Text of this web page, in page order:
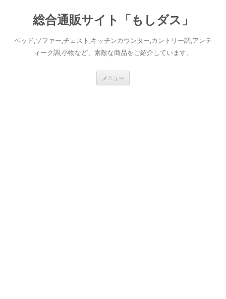
総合通販サイト「もしダス」
ベッド,ソファー,チェスト,キッチンカウンター,カントリー調,アンテ
ィーク調,小物など、素敵な商品をご紹介しています。
メニュー